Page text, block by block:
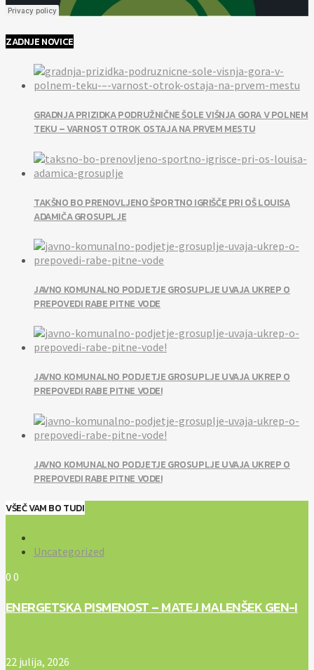
ZADNJE NOVICE
GRADNJA PRIZIDKA PODRUŽNIČNE ŠOLE VIŠNJA GORA V POLNEM
TEKU – VARNOST OTROK OSTAJA NA PRVEM MESTU
TAKŠNO BO PRENOVLJENO ŠPORTNO IGRIŠČE PRI OŠ LOUISA
ADAMIČA GROSUPLJE
JAVNO KOMUNALNO PODJETJE GROSUPLJE UVAJA UKREP O
PREPOVEDI RABE PITNE VODE
JAVNO KOMUNALNO PODJETJE GROSUPLJE UVAJA UKREP O
PREPOVEDI RABE PITNE VODE!
JAVNO KOMUNALNO PODJETJE GROSUPLJE UVAJA UKREP O
PREPOVEDI RABE PITNE VODE!
VŠEČ VAM BO TUDI
Uncategorized
0 0
ENERGETSKA PISMENOST – MATEJ MALENŠEK GEN-I
22 julija, 2026